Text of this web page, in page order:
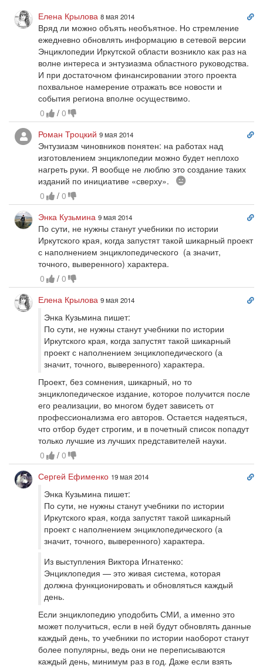
Елена Крылова 8 мая 2014
Вряд ли можно объять необъятное. Но стремление
ежедневно обновлять информацию в сетевой версии
Энциклопедии Иркутской области возникло как раз на
волне интереса и энтузиазма областного руководства.
И при достаточном финансировании этого проекта
похвальное намерение отражать все новости и
события региона вполне осуществимо.
0
/ 0
Роман Троцкий 9 мая 2014
Энтузиазм чиновников понятен: на работах над
изготовлением энциклопедии можно будет неплохо
нагреть руки. Я вообще не люблю это создание таких
изданий по инициативе «сверху».
Скептически
0
/ 0
Энка Кузьмина 9 мая 2014
По сути, не нужны станут учебники по истории
Иркутского края, когда запустят такой шикарный проект
с наполнением энциклопедического (а значит,
точного, выверенного) характера.
0
/ 0
Елена Крылова 9 мая 2014
Энка Кузьмина пишет:
По сути, не нужны станут учебники по истории
Иркутского края, когда запустят такой шикарный
проект с наполнением энциклопедического (а
значит, точного, выверенного) характера.
Проект, без сомнения, шикарный, но то
энциклопедическое издание, которое получится после
его реализации, во многом будет зависеть от
профессионализма его авторов. Остается надеяться,
что отбор будет строгим, и в почетный список попадут
только лучшие из лучших представителей науки.
0
/ 0
Сергей Ефименко 19 мая 2014
Энка Кузьмина пишет:
По сути, не нужны станут учебники по истории
Иркутского края, когда запустят такой шикарный
проект с наполнением энциклопедического (а
значит, точного, выверенного) характера.
Из выступления Виктора Игнатенко:
Энциклопедия — это живая система, которая
должна функционировать и обновляться каждый
день.
Если энциклопедию уподобить СМИ, а именно это
может получиться, если в ней будут обновлять данные
каждый день, то учебники по истории наоборот станут
более популярны, ведь они не переписываются
каждый день, минимум раз в год. Даже если взять